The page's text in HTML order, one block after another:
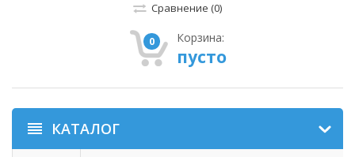
Сравнение (0)
0 Корзина:
пусто
КАТАЛОГ